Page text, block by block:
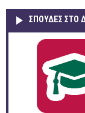
ΣΠΟΥΔΈΣ ΣΤΟ